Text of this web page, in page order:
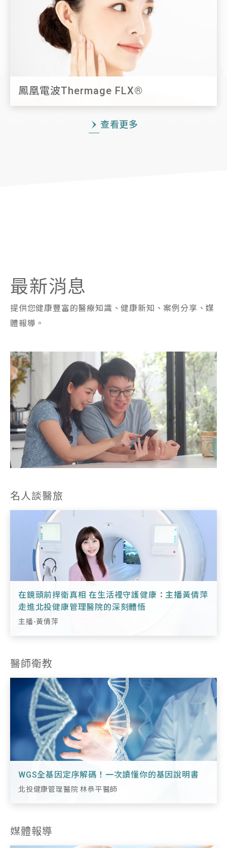
鳳凰電波Thermage FLX®
查看更多
最新消息
提供您健康豐富的醫療知識、健康新知、案例分享、媒
體報導。
名人談醫旅
在鏡頭前捍衛真相 在生活裡守護健康：主播黃倩萍
走進北投健康管理醫院的深刻體悟
主播-黃倩萍
醫師衛教
WGS全基因定序解碼！一次讀懂你的基因說明書
北投健康管理醫院 林恭平醫師
媒體報導